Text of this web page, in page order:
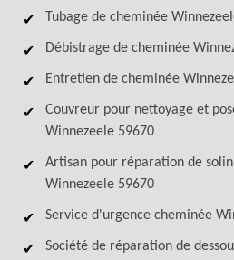
Tubage de cheminée
Débistrage de cheminée
Entretien de cheminée
Couvreur pour nettoyage et
Winnezeele 59670
Artisan pour réparation de
Winnezeele 59670
Service d'urgence cheminée
Société de réparation de